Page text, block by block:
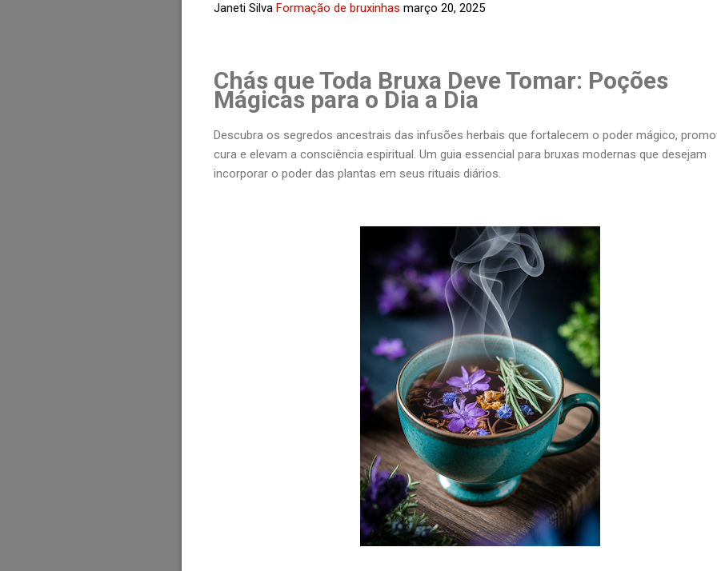
Janeti Silva Formação de bruxinhas março 20, 2025
Chás que Toda Bruxa Deve Tomar: Poções
Mágicas para o Dia a Dia
Descubra os segredos ancestrais das infusões herbais que fortalecem o poder mágico,
cura e elevam a consciência espiritual. Um guia essencial para bruxas modernas que desejam
incorporar o poder das plantas em seus rituais diários.